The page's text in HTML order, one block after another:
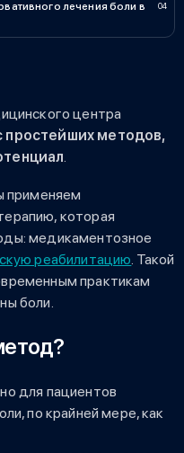
лечения боли в
центра
простейших методов,
.
применяем
которая
медикаментозное
реабилитацию. Такой
практикам
боли.
для пациентов
по крайней мере, как